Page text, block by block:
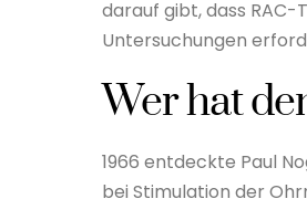
darauf gibt, dass RAC-
Untersuchungen
Wer hat
1966 entdeckte Paul
bei Stimulation der